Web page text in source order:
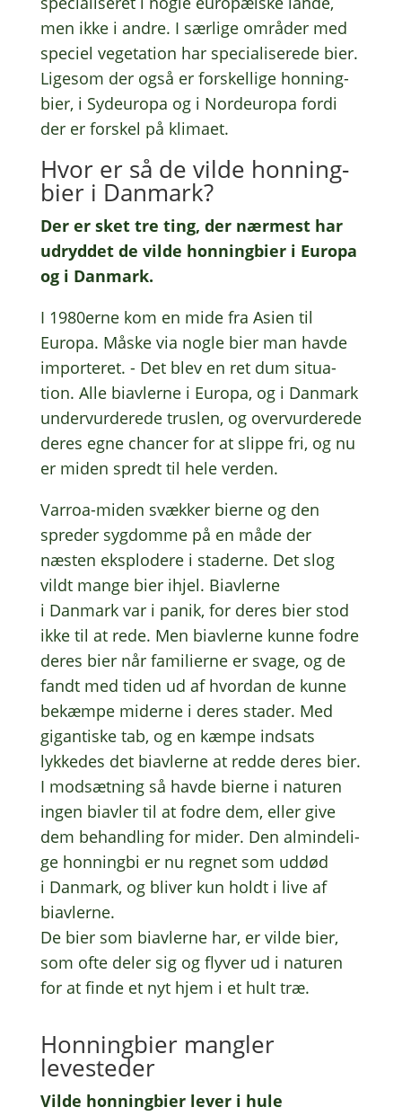
men ikke i andre. I særli­ge områ­der med
speci­el vege­ta­tion har speci­a­li­se­re­de bier.
Lige­som der også er forskel­li­ge honning­
bi­er, i Sydeu­ro­pa og i Nord­eu­ro­pa fordi
der er forskel på klimaet.
Hvor er så de vilde honning­
bi­er i Danmark?
Der er sket tre ting, der nærmest har
udryd­det de vilde honning­bi­er i Europa
og i Danmark.
I 1980erne kom en mide fra Asien til
Europa. Måske via nogle bier man havde
impor­te­ret. - Det blev en ret dum situ­a­
tion. Alle biav­ler­ne i Europa, og i Danmark
under­vur­de­re­de trus­len, og over­vur­de­re­de
deres egne chan­cer for at slippe fri, og nu
er miden spredt til hele verden.
Varroa-miden svæk­ker bierne og den
spre­der sygdom­me på en måde der
næsten eksplo­de­re i stader­ne. Det slog
vildt mange bier ihjel. Biav­ler­ne
i Danmark var i panik, for deres bier stod
ikke til at rede. Men biav­ler­ne kunne fodre
deres bier når fami­li­er­ne er svage, og de
fandt med tiden ud af hvor­dan de kunne
bekæm­pe mider­ne i deres stader. Med
gigan­ti­ske tab, og en kæmpe indsats
lykke­des det biav­ler­ne at redde deres bier.
I modsæt­ning så havde bierne i natu­ren
ingen biav­ler til at fodre dem, eller give
dem behand­ling for mider. Den almin­de­li­
ge honning­bi er nu regnet som uddød
i Danmark, og bliver kun holdt i live af
biav­ler­ne.
De bier som biav­ler­ne har, er vilde bier,
som ofte deler sig og flyver ud i natu­ren
for at finde et nyt hjem i et hult træ.
Honning­bi­er mang­ler
levesteder
Vilde honning­bi­er lever i hule